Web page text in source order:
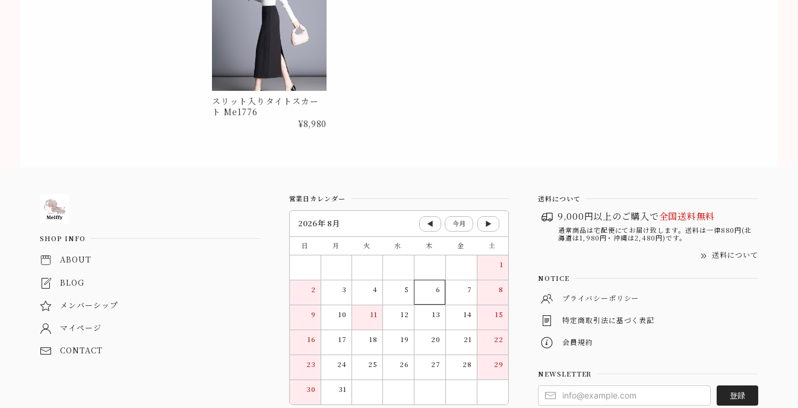
スリット入りタイトスカー
ト Me1776
¥8,980
Information
SHOP INFO
ABOUT
BLOG
メンバーシップ
マイページ
CONTACT
営業日カレンダー
2026年 8月 ◀ 今月 ▶
日 月 火 水 木 金
土
1
2 3 4 5 6 7 8
9 10 11 12 13 14 15
16 17 18 19 20 21 22
23 24 25 26 27 28 29
30 31
送料について
9,000円以上のご購入で全国送料無料
通常商品は宅配便にてお届け致します。送料は一律880円(北
海道は1,980円・沖縄は2,480円)です。
送料について
NOTICE
プライバシーポリシー
特定商取引法に基づく表記
会員規約
NEWSLETTER
登録